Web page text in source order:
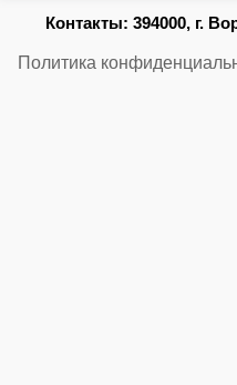
Контакты: 394000, г.
Политика